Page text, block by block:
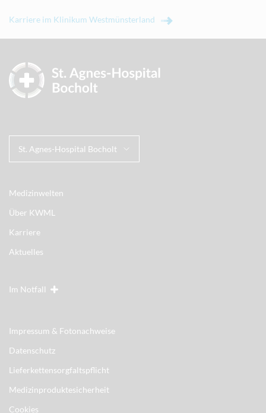
Karriere im Klinikum Westmünsterland
St. Agnes-Hospital Bocholt
Medizinwelten
Über KWML
Karriere
Aktuelles
Im Notfall
Impressum & Fotonachweise
Datenschutz
Lieferkettensorgfaltspflicht
Medizinproduktesicherheit
Cookies